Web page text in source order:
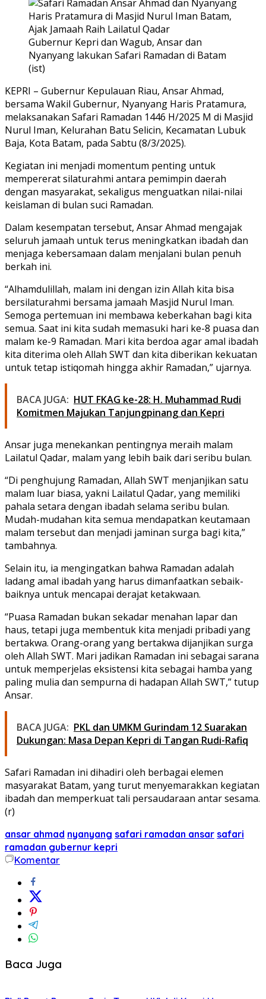
Gubernur Kepri dan Wagub, Ansar dan
Nyanyang lakukan Safari Ramadan di Batam
(ist)
KEPRI – Gubernur Kepulauan Riau, Ansar Ahmad,
bersama Wakil Gubernur, Nyanyang Haris Pratamura,
melaksanakan Safari Ramadan 1446 H/2025 M di Masjid
Nurul Iman, Kelurahan Batu Selicin, Kecamatan Lubuk
Baja, Kota Batam, pada Sabtu (8/3/2025).
Kegiatan ini menjadi momentum penting untuk
mempererat silaturahmi antara pemimpin daerah
dengan masyarakat, sekaligus menguatkan nilai-nilai
keislaman di bulan suci Ramadan.
Dalam kesempatan tersebut, Ansar Ahmad mengajak
seluruh jamaah untuk terus meningkatkan ibadah dan
menjaga kebersamaan dalam menjalani bulan penuh
berkah ini.
“Alhamdulillah, malam ini dengan izin Allah kita bisa
bersilaturahmi bersama jamaah Masjid Nurul Iman.
Semoga pertemuan ini membawa keberkahan bagi kita
semua. Saat ini kita sudah memasuki hari ke-8 puasa dan
malam ke-9 Ramadan. Mari kita berdoa agar amal ibadah
kita diterima oleh Allah SWT dan kita diberikan kekuatan
untuk tetap istiqomah hingga akhir Ramadan,” ujarnya.
BACA JUGA: HUT FKAG ke-28: H. Muhammad Rudi
Komitmen Majukan Tanjungpinang dan Kepri
Ansar juga menekankan pentingnya meraih malam
Lailatul Qadar, malam yang lebih baik dari seribu bulan.
“Di penghujung Ramadan, Allah SWT menjanjikan satu
malam luar biasa, yakni Lailatul Qadar, yang memiliki
pahala setara dengan ibadah selama seribu bulan.
Mudah-mudahan kita semua mendapatkan keutamaan
malam tersebut dan menjadi jaminan surga bagi kita,”
tambahnya.
Selain itu, ia mengingatkan bahwa Ramadan adalah
ladang amal ibadah yang harus dimanfaatkan sebaik-
baiknya untuk mencapai derajat ketakwaan.
“Puasa Ramadan bukan sekadar menahan lapar dan
haus, tetapi juga membentuk kita menjadi pribadi yang
bertakwa. Orang-orang yang bertakwa dijanjikan surga
oleh Allah SWT. Mari jadikan Ramadan ini sebagai sarana
untuk memperjelas eksistensi kita sebagai hamba yang
paling mulia dan sempurna di hadapan Allah SWT,” tutup
Ansar.
BACA JUGA: PKL dan UMKM Gurindam 12 Suarakan
Dukungan: Masa Depan Kepri di Tangan Rudi-Rafiq
Safari Ramadan ini dihadiri oleh berbagai elemen
masyarakat Batam, yang turut menyemarakkan kegiatan
ibadah dan memperkuat tali persaudaraan antar sesama.
(r)
ansar ahmad nyanyang safari ramadan ansar safari
ramadan gubernur kepri
Komentar
Baca Juga